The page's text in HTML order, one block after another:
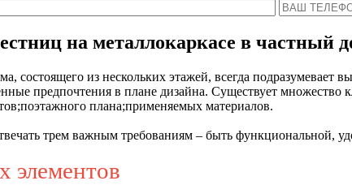
на металлокаркасе в частный
состоящего из нескольких этажей, всегда
предпочтения в плане дизайна. Существует
плана;применяемых материалов.
трем важным требованиям – быть функциональной,
элементов